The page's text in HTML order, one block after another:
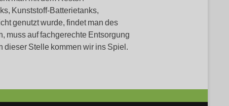
Kunststoff-Batterietanks,
genutzt wurde, findet man des
muss auf fachgerechte Entsorgung
Stelle kommen wir ins Spiel.